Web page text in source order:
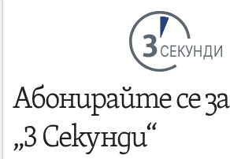
СЕКУНДИ
Абонирайте се за
„3 Секунди“